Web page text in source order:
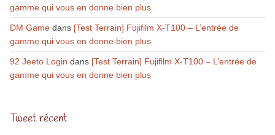
gamme qui vous en donne bien plus
DM Gamedans [Test Terrain] Fujifilm X-T100 – L’entrée de
gamme qui vous en donne bien plus
92 Jeeto Login dans [Test Terrain] Fujifilm X-T100 – L’entrée de
gamme qui vous en donne bien plus
Tweet récent